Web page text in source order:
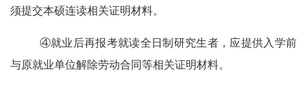
须提交本硕连读相关证明材料。
④就业后再报考就读全日制 研究生者，应提供入学前
与原就业单位解除劳动合同等相关证明材料。